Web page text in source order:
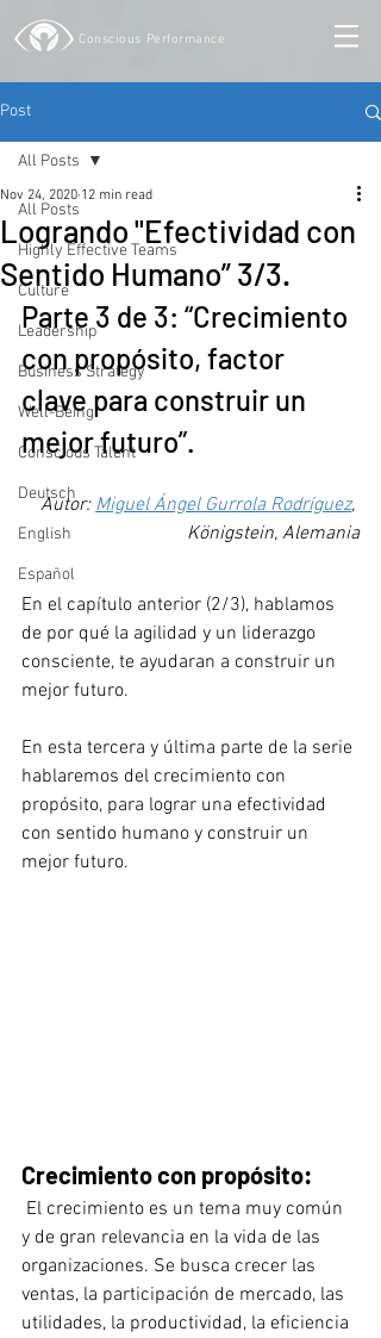
Conscious Performance
Post
All Posts
Highly Effective Teams
Culture
Leadership
Business Strategy
Well-Being
Conscious Talent
Deutsch
English
Español
All Posts
Logrando "Efectividad con
Sentido Humano” 3/3.
Nov 24, 2020 12 min read
Parte 3 de 3: “Crecimiento
con propósito, factor
clave para construir un
mejor futuro”.
Autor: Miguel Ángel Gurrola Rodríguez,
Königstein, Alemania
En el capítulo anterior (2/3), hablamos
de por qué la agilidad y un liderazgo
consciente, te ayudaran a construir un
mejor futuro.
En esta tercera y última parte de la serie
hablaremos del crecimiento con
propósito, para lograr una efectividad
con sentido humano y construir un
mejor futuro.
Crecimiento con propósito:
y de gran relevancia en la vida de las
organizaciones. Se busca crecer las
ventas, la participación de mercado, las
utilidades, la productividad, la eficiencia